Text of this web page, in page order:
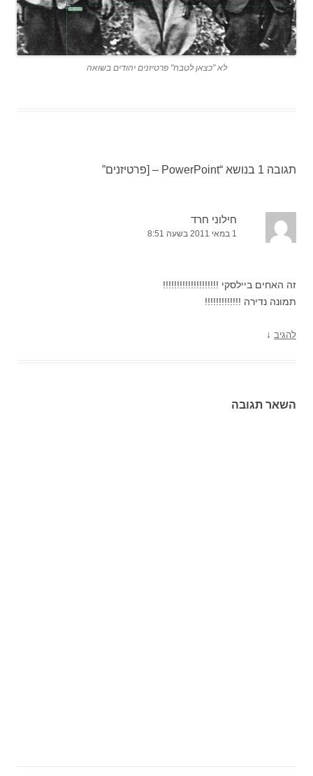
לא "כצאן לטבח" פרטיזנים יהודים בשואה
תגובה 1 בנושא “ PowerPoint – [פרטיזנים ”
חילוני חרד
1 במאי 2011 בשעה 8:51
זה האחים ביילסקי !!!!!!!!!!!!!!!!!!!!
תמונה נדירה !!!!!!!!!!!!!
להגיב ↓
השאר תגובה